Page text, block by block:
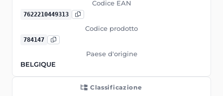
Codice EAN
7622210449313
Codice prodotto
784147
Paese d'origine
BELGIQUE
Classificazione